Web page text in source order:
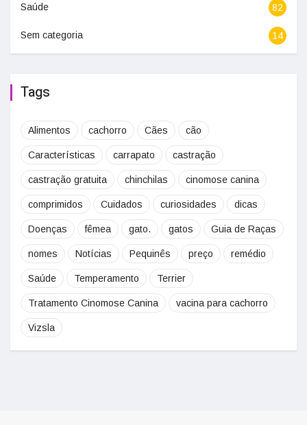
Saúde 82
Sem categoria 14
Tags
Alimentos cachorro Cães cão
Características carrapato castração
castração gratuita chinchilas cinomose canina
comprimidos Cuidados curiosidades dicas
Doenças fêmea gato. gatos Guia de Raças
nomes Notícias Pequinês preço remédio
Saúde Temperamento Terrier
Tratamento Cinomose Canina vacina para cachorro
Vizsla